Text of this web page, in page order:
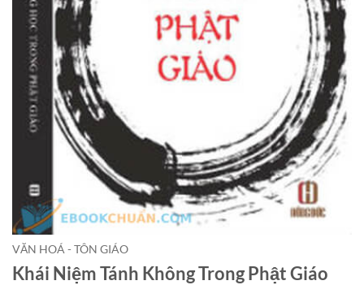
VĂN HOÁ - TÔN GIÁO
Khái Niệm Tánh Không Trong Phật Giáo